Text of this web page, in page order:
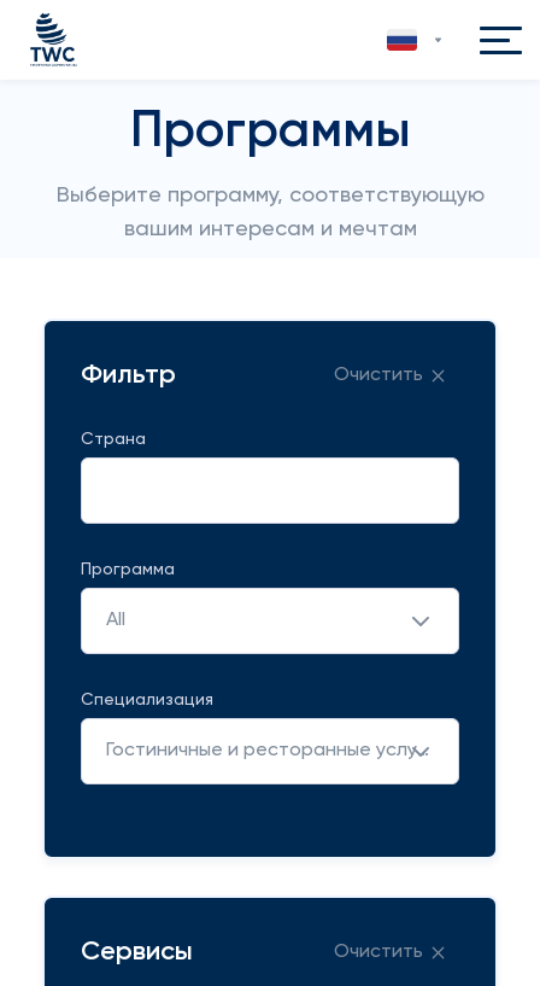
Программы
Выберите программу, соответствующую
вашим интересам и мечтам
Фильтр Очистить
Страна
Программа
All
Специализация
Гостиничные и ресторанные услуги
Сервисы Очистить